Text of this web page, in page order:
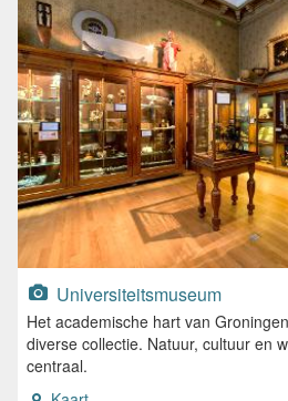
Universiteitsmuseum
Het academische hart van
diverse collectie. Natuur, cultuur en
centraal.